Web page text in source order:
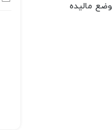
۲ الی۳ بار روی موضع مالیده